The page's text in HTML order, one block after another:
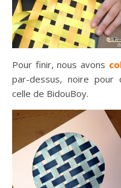
Pour finir, nous avons
par-dessus, noire pour
celle de BidouBoy.